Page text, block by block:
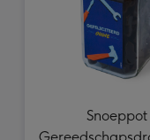
Snoeppot